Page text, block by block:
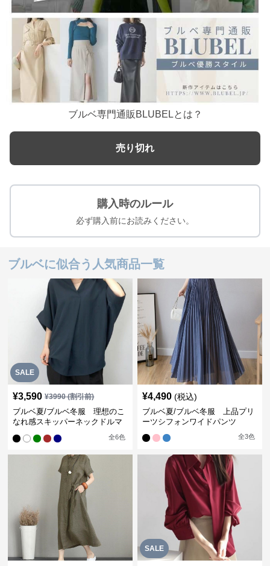
ブルベ専門通販BLUBELとは？
売り切れ
購入時のルール
必ず購入前にお読みください。
ブルベに似合う人気商品一覧
SALE
¥3,590 ¥3990(割引前)
ブルベ夏/ブルベ冬服 理想のこ
なれ感スキッパーネックドルマ
全6色
¥4,490 (税込)
ブルベ夏/ブルベ冬服 上品プリ
ーツシフォンワイドパンツ
全3色
SALE